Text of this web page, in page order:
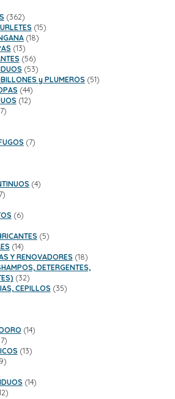
362362
productos
1515
1818
1313
productos
5656
productos
5353
productos
y PLUMEROS 5151
4444
productos
1212
17
77
44
27
66
55
1414
productos
Y RENOVADORES 1818
productos
DETERGENTES,
3232
productos
CEPILLOS 3535
1414
37
productos
1313
9
1414
12